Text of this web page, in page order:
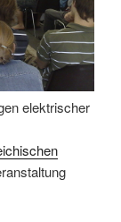
elektrischer